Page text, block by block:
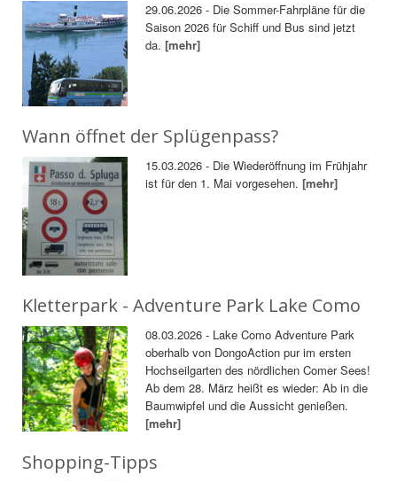
29.06.2026 - Die Sommer-Fahrpläne für die
Saison 2026 für Schiff und Bus sind jetzt
da.[mehr]
Wann öffnet der Splügenpass?
15.03.2026 - Die Wiederöffnung im Frühjahr
ist für den 1. Mai vorgesehen.[mehr]
Kletterpark - Adventure Park Lake Como
08.03.2026 - Lake Como Adventure Park
oberhalb von DongoAction pur im ersten
Hochseilgarten des nördlichen Comer Sees!
Ab dem 28. März heißt es wieder: Ab in die
Baumwipfel und die Aussicht genießen.
[mehr]
Shopping-Tipps